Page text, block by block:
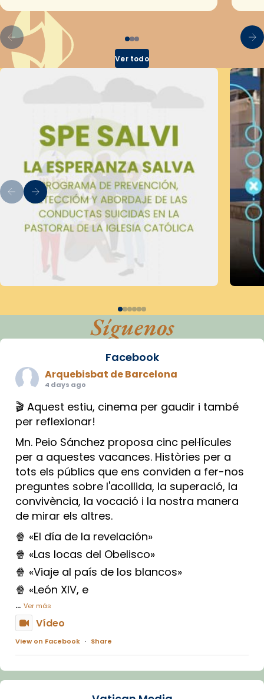
Ver todo
Síguenos
Facebook
Arquebisbat de Barcelona
4 days ago
🎬 Aquest estiu, cinema per gaudir i també
per reflexionar!
Mn. Peio Sánchez proposa cinc pel·lícules
per a aquestes vacances. Històries per a
tots els públics que ens conviden a fer-nos
preguntes sobre l'acollida, la superació, la
convivència, la vocació i la nostra manera
de mirar els altres.
🍿 «El día de la revelación»
🍿 «Las locas del Obelisco»
🍿 «Viaje al país de los blancos»
🍿 «León XIV, e
... Ver más
Vídeo
View on Facebook · Share
Arquebisbat de Barcelona